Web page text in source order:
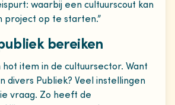
waarbij een cultuurscout kan
project op te starten.”
bereiken
item in de cultuursector. Want
divers Publiek? Veel instellingen
vraag. Zo heeft de